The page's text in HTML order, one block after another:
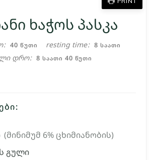
ხაჭოს პასკა
40 ᲬᲣᲗᲘ
ᲬᲣᲗᲘ resting time 8 ᲡᲐᲐᲗᲘ
ᲡᲐᲐᲗᲘ
დრო 8 ᲡᲐᲐᲗᲘ
ᲡᲐᲐᲗᲘ 40ᲬᲣᲗᲘ
ᲬᲣᲗᲘ
(მინიმუმ 6% ცხიმიანობის)
გული